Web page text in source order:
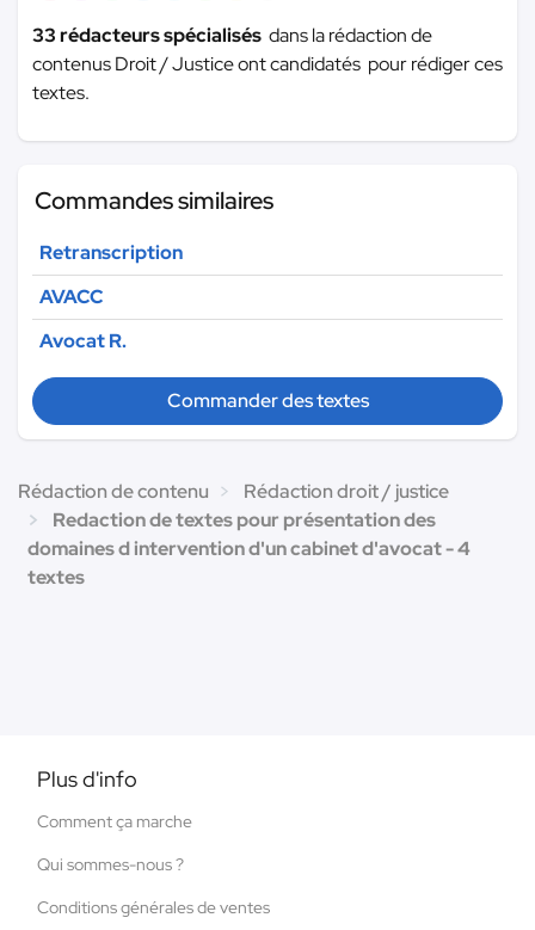
33 rédacteurs spécialisés dans la rédaction de
contenus Droit / Justice ont candidatés pour rédiger ces
textes.
Commandes similaires
Retranscription
AVACC
Avocat R.
Commander des textes
Rédaction de contenu
Rédaction droit / justice
Redaction de textes pour présentation des
domaines d intervention d'un cabinet d'avocat - 4
textes
Plus d'info
Comment ça marche
Qui sommes-nous ?
Conditions générales de ventes